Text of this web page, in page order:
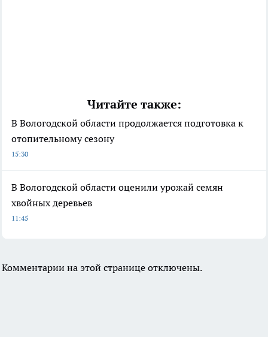
Читайте также:
В Вологодской области продолжается подготовка к
отопительному сезону
15:30
В Вологодской области оценили урожай семян
хвойных деревьев
11:45
Комментарии на этой странице отключены.